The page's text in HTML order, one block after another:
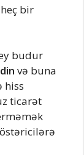
bir
budur
və buna
hiss
ticarət